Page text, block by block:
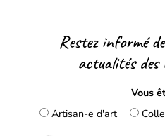
Restez informé
actualités des
Vous
Artisan-e d'art